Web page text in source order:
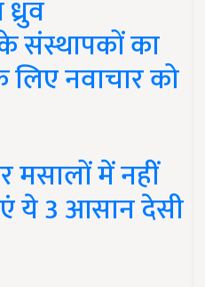
संस्थापकों का
लिए नवाचार को
मसालों में नहीं
ये 3 आसान देसी